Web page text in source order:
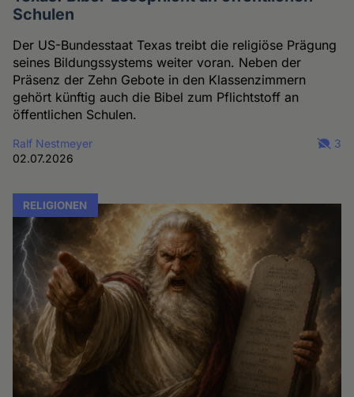
Schulen
Der US-Bundesstaat Texas treibt die religiöse Prägung
seines Bildungssystems weiter voran. Neben der
Präsenz der Zehn Gebote in den Klassenzimmern
gehört künftig auch die Bibel zum Pflichtstoff an
öffentlichen Schulen.
Ralf Nestmeyer
02.07.2026
3
RELIGIONEN